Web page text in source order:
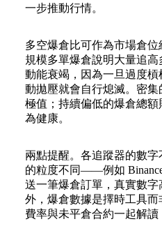
一步推動行情。
多空爆倉比可作為市場倉
規模多單爆倉說明大量追
動能衰竭，因為一旦過度
動拋壓就會自行熄滅。密
極值；持續偏低的爆倉總
為健康。
兩點提醒。各追蹤器的數
的粒度不同——例如
送一筆爆倉訂單，真實數
外，爆倉數據是擇時工具
費率與未平倉合約一起解讀